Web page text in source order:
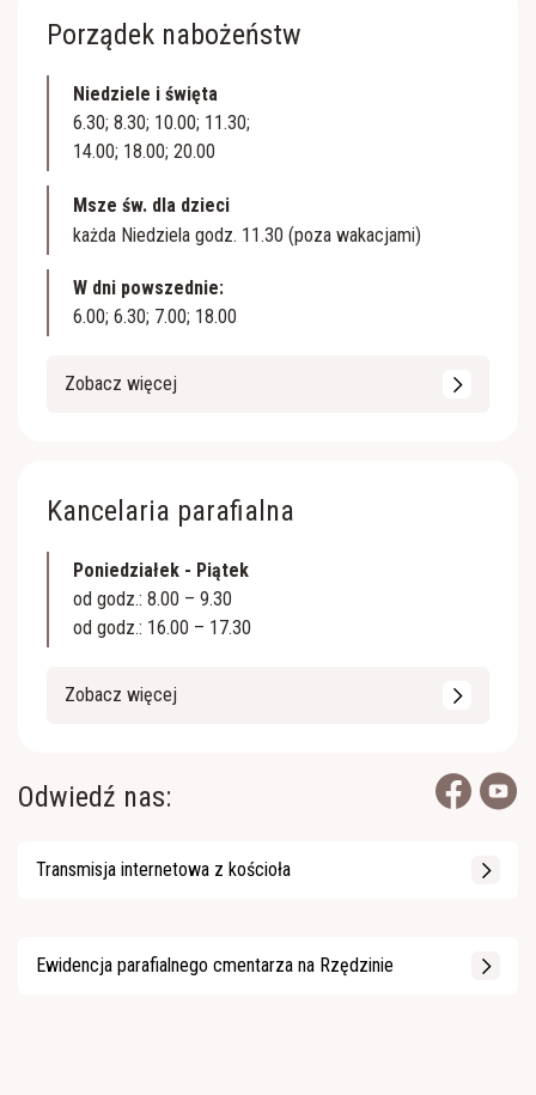
Porządek nabożeństw
Niedziele i święta
6.30; 8.30; 10.00; 11.30;
14.00; 18.00; 20.00
Msze św. dla dzieci
każda Niedziela godz. 11.30 (poza wakacjami)
W dni powszednie:
6.00; 6.30; 7.00; 18.00
Zobacz więcej
Kancelaria parafialna
Poniedziałek - Piątek
od godz.: 8.00 – 9.30
od godz.: 16.00 – 17.30
Zobacz więcej
Odwiedź nas:
Transmisja internetowa z kościoła
Ewidencja parafialnego cmentarza na Rzędzinie